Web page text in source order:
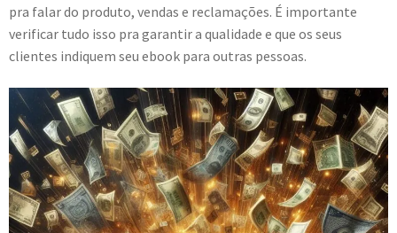
pra falar do produto, vendas e reclamações. É importante
verificar tudo isso pra garantir a qualidade e que os seus
clientes indiquem seu ebook para outras pessoas.